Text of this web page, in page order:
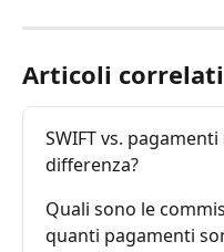
Articoli correlati
SWIFT vs.
differenza?
Quali sono le
quanti pagamenti